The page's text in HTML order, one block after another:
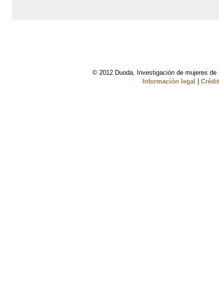
© 2012 Duoda, Investigación de mujeres
Información legal